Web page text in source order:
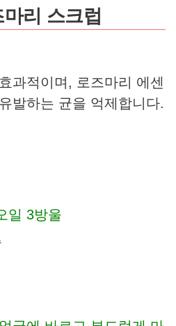
리 스크럽
과적이며, 로즈마리 에센
발하는 균을 억제합니다.
일 3방울